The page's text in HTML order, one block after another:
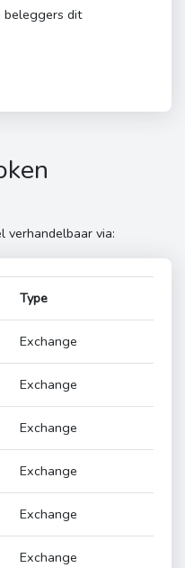
beleggers dit
verhandelbaar via:
Type
Exchange
Exchange
Exchange
Exchange
Exchange
Exchange